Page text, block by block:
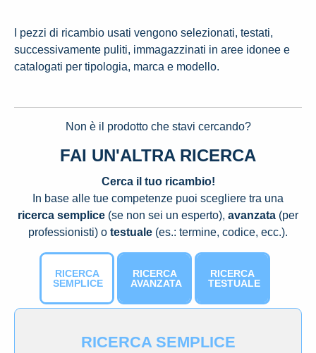
I pezzi di ricambio usati vengono selezionati, testati,
successivamente puliti, immagazzinati in aree idonee e
catalogati per tipologia, marca e modello.
Non è il prodotto che stavi cercando?
FAI UN'ALTRA RICERCA
Cerca il tuo ricambio!
In base alle tue competenze puoi scegliere tra una
ricerca semplice (se non sei un esperto), avanzata (per
professionisti) o testuale (es.: termine, codice, ecc.).
RICERCA
SEMPLICE
RICERCA
AVANZATA
RICERCA
TESTUALE
RICERCA SEMPLICE